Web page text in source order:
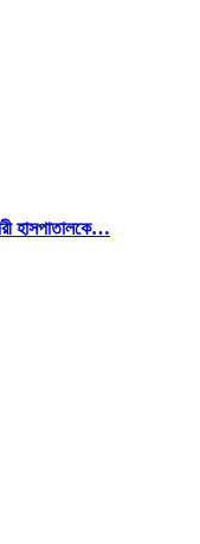
হাসপাতালকে…